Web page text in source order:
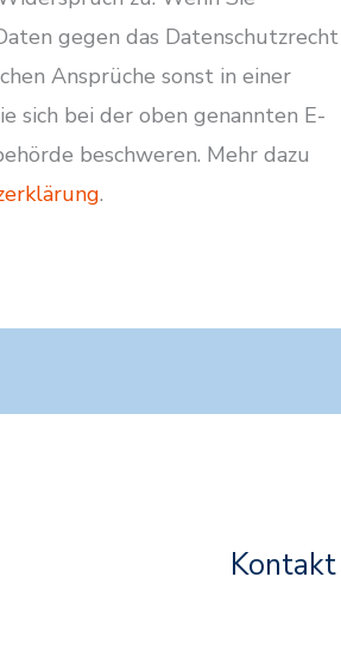
gegen das Datenschutzrecht
Ansprüche sonst in einer
sich bei der oben genannten E-
beschweren. Mehr dazu
.
Kontakt